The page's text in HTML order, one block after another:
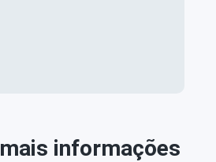
mais informações